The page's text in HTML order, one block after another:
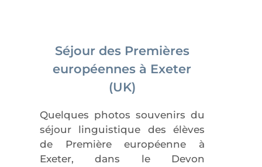
Séjour des Premières
européennes à Exeter
(UK)
Quelques photos souvenirs du
séjour linguistique des élèves
de Première européenne à
Exeter, dans le Devon